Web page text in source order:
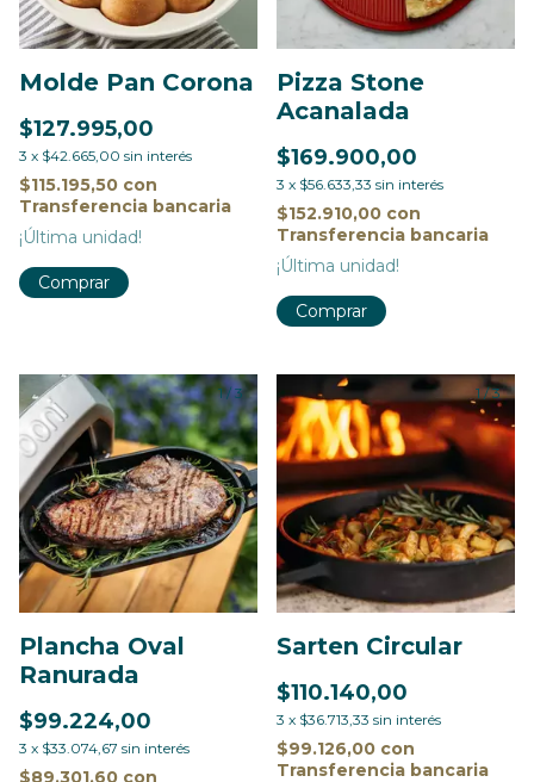
Molde Pan Corona
$127.995,00
3 x $42.665,00 sin interés
$115.195,50 con
Transferencia bancaria
¡Última unidad!
Comprar
Pizza Stone
Acanalada
$169.900,00
3 x $56.633,33 sin interés
$152.910,00 con
Transferencia bancaria
¡Última unidad!
Comprar
1/3
Plancha Oval
Ranurada
$99.224,00
3 x $33.074,67 sin interés
$89.301,60 con
1/3
Sarten Circular
$110.140,00
3 x $36.713,33 sin interés
$99.126,00 con
Transferencia bancaria